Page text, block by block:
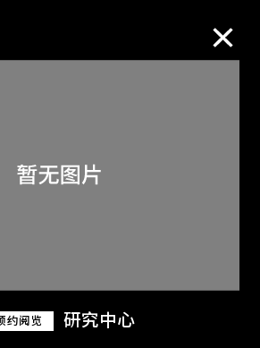
约阅览 研究中心
的二十及二十一世纪视觉